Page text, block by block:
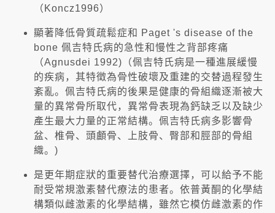
（Koncz1996）
顯著降低骨質疏鬆症和 Paget 's disease of the
bone 佩吉特氏病的急性和慢性之背部疼痛
（Agnusdei 1992)（佩吉特氏病是一種進展緩慢
的疾病，其特徵為骨性破壞及重建的交替過程發生
紊亂。佩吉特氏病的後果是健康的骨組織逐漸被大
量的異常骨所取代，異常骨表現為鈣缺乏以及缺少
產生最大力量的正常結構。佩吉特氏病多影響骨
盆、椎骨、頭顱骨、上肢骨、臀部和脛部的骨組
織。)
是更年期症狀的重要替代治療選擇，可以給予不能
耐受常規激素替代療法的患者。依普黃酮的化學結
構類似雌激素的化學結構，雖然它模仿雌激素的作